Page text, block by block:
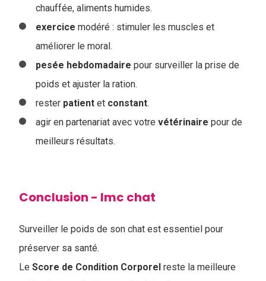
chauffée, aliments humides.
exercice modéré : stimuler les muscles et
améliorer le moral.
pesée hebdomadaire pour surveiller la prise de
poids et ajuster la ration.
rester patient et constant.
agir en partenariat avec votre vétérinaire pour de
meilleurs résultats.
Conclusion - Imc chat
Surveiller le poids de son chat est essentiel pour
préserver sa santé.
Le Score de Condition Corporel reste la meilleure